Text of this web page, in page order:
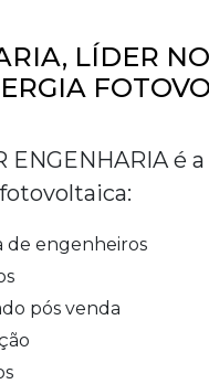
LÍDER
ENGENHARIA é
:
de engenheiros
pós venda